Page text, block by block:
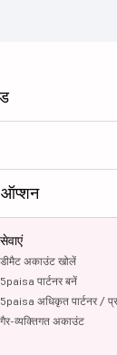
सेवाएं
डीमैट अकाउंट खोलें
5paisa पार्टनर बनें
5paisa अधिकृत पार्टनर /
गैर-व्यक्तिगत अकाउंट